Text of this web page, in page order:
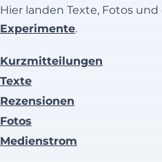
Hier landen Texte, Fotos und
Experimente.
Kurzmitteilungen
Texte
Rezensionen
Fotos
Medienstrom